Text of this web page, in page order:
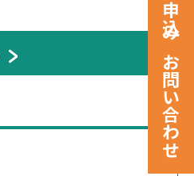
申込みお問い合わせ